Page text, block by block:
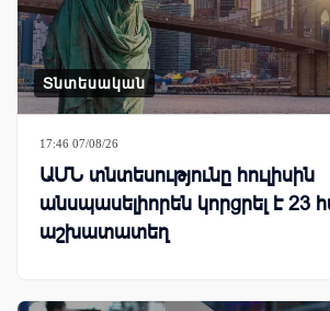
Տնտեսական
17:46 07/08/26
ԱՄՆ տնտեսությունը հուլիսին
անսպասելիորեն կորցրել է 23
աշխատատեղ